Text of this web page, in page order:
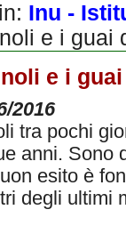
Inu -
e i guai
e i
2016
tra pochi
anni. Sono
esito è
degli ultimi